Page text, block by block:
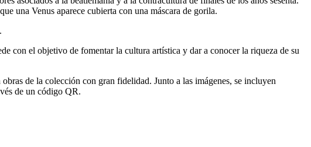
una Venus aparece cubierta con una máscara de gorila.
con el objetivo de fomentar la cultura artística y dar a conocer la riqueza de su
de la colección con gran fidelidad. Junto a las imágenes, se incluyen
de un código QR.